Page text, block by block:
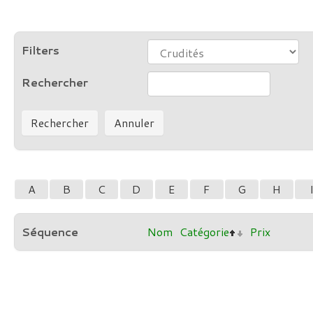
Filters
Rechercher
A B C D E F G H I
Séquence Nom Catégorie Prix